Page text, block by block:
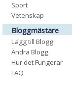
Sport
Vetenskap
Bloggmästare
Lägg till Blogg
Ändra Blogg
Hur det Fungerar
FAQ